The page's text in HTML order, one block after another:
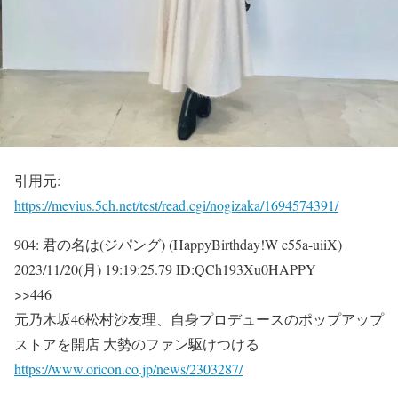
引用元:
https://mevius.5ch.net/test/read.cgi/nogizaka/1694574391/
904: 君の名は(ジパング) (HappyBirthday!W c55a-uiiX)
2023/11/20(月) 19:19:25.79 ID:QCh193Xu0HAPPY
>>446
元乃木坂46松村沙友理、自身プロデュースのポップアップ
ストアを開店 大勢のファン駆けつける
https://www.oricon.co.jp/news/2303287/